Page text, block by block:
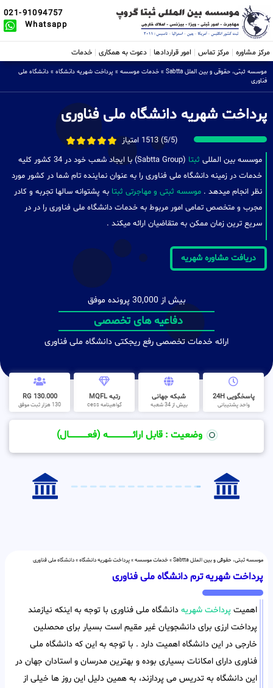
021-91094757
Whatsapp
مرکز مشاوره مرکز تماس امور قراردادها دعوت به همکاری خدمات
موسسه ثبتی، حقوقی و بین الملل Sabtta » خدمات موسسه » پرداخت شهریه دانشگاه » دانشگاه ملی
فناوری
پرداخت شهریه دانشگاه ملی فناوری
(5/5) 1513 امتیاز
موسسه بین المللی ثبتا
(Sabtta Group) با ایجاد شعب خود در 34 کشور کلیه
خدمات در زمینه دانشگاه ملی فناوری را به عنوان نماینده تام شما در کشور مورد
نظر انجام میدهد . موسسه ثبتی و مهاجرتی ثبتا به پشتوانه سالها تجربه و کادر
مجرب و متخصص تمامی امور مربوط به خدمات دانشگاه ملی فناوری را در در
سریع ترین زمان ممکن به متقاضیان ارائه میکند .
دریافت مشاوره شهریه
بیش از 30,000 پرونده موفق
دفاعیه های تخصصی
ارائه خدمات تخصصی رفع ریجکتی دانشگاه ملی فناوری
پاسخگویی 24H
واحد پشتیبانی
شبکه جهانی
بیش از 34 شعبه
رتبه MQFL
گواهینامه cess
130.000 RG
130 هزار ثبت موفق
وضعیت : قابل ارائــــــــــــــــــــه (فعـــــــــــــــال)
موسسه ثبتی، حقوقی و بین الملل Sabtta » خدمات موسسه»پرداخت شهریه دانشگاه»دانشگاه ملی فناوری
پرداخت شهریه ترم دانشگاه ملی فناوری
اهمیت پرداخت شهریه دانشگاه ملی فناوری با توجه به اینکه نیازمند
پرداخت ارزی برای دانشجویان غیر مقیم است بسیار برای محصلین
خارجی در این دانشگاه اهمیت دارد . با توجه به این که دانشگاه ملی
فناوری دارای امکانات بسیاری بوده و بهترین مدرسان و استادان جهان در
این دانشگاه به تدریس می پردازند، به همین دلیل این روز ها خیلی از